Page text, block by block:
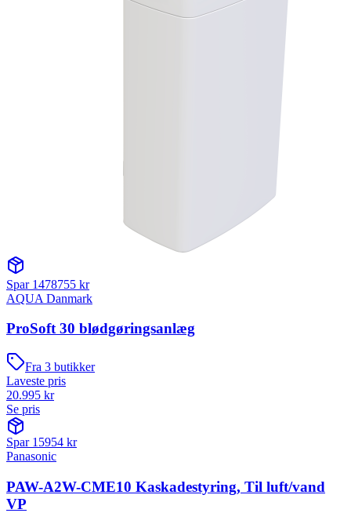
Spar 1478755 kr
AQUA Danmark
ProSoft 30 blødgøringsanlæg
Fra 3 butikker
Laveste pris
20.995 kr
Se pris
Spar 15954 kr
Panasonic
PAW-A2W-CME10 Kaskadestyring, Til luft/vand
VP